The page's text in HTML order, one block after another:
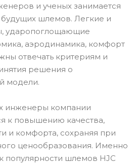
и ученых занимается
шлемов. Легкие и
ударопоглощающие
аэродинамика, комфорт
отвечать критериям и
решения о
модели.
инженеры компании
к повышению качества,
и комфорта, сохраняя при
ценообразования. Именно
популярности шлемов HJC